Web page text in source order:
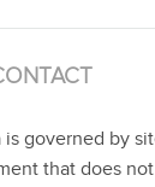
governed by
that does